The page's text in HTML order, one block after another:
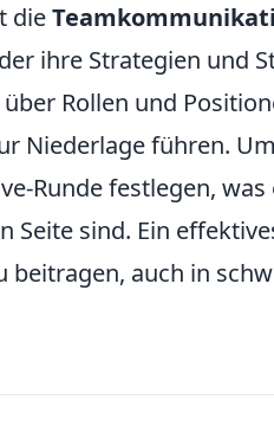
die
ihre Strategien und
Rollen und
Niederlage führen.
Runde festlegen,
Seite sind. Ein
beitragen, auch in